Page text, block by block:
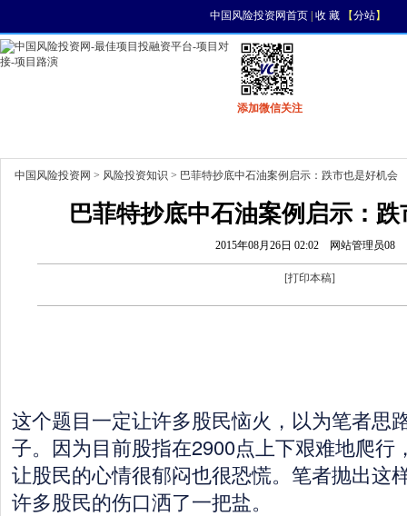
中国风险投资网首页| 收 藏【分站】
添加微信关注
中国风险投资网 > 风险投资知识 > 巴菲特抄底中石油案例启示：跌市也是好机会
巴菲特抄底中石油案例启示：
2015年08月26日 02:02 网站管理员08
[打印本稿]
这个题目一定让许多股民恼火，以为笔者思
子。因为目前股指在2900点上下艰难地爬行
让股民的心情很郁闷也很恐慌。笔者抛出这
许多股民的伤口洒了一把盐。